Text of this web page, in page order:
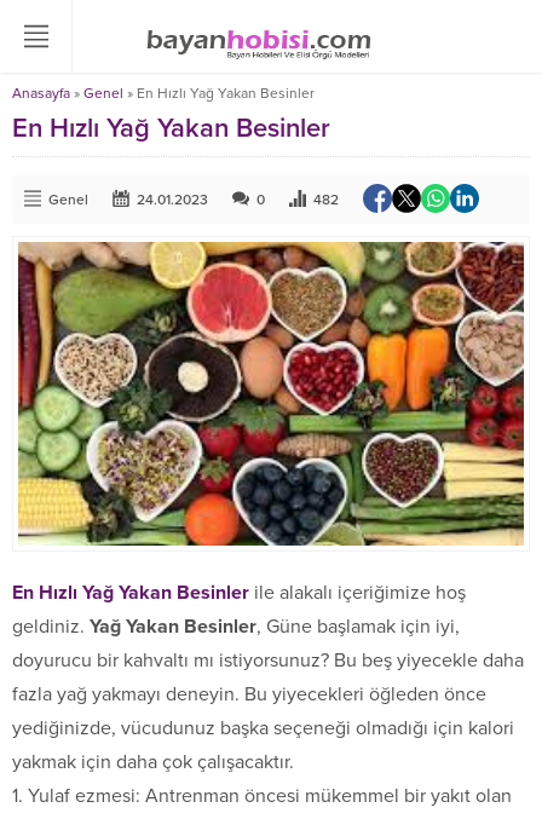
Anasayfa » Genel » En Hızlı Yağ Yakan Besinler
En Hızlı Yağ Yakan Besinler
Genel 24.01.2023 0 482
En Hızlı Yağ Yakan Besinler ile alakalı içeriğimize hoş
geldiniz. Yağ Yakan Besinler, Güne başlamak için iyi,
doyurucu bir kahvaltı mı istiyorsunuz? Bu beş yiyecekle daha
fazla yağ yakmayı deneyin. Bu yiyecekleri öğleden önce
yediğinizde, vücudunuz başka seçeneği olmadığı için kalori
yakmak için daha çok çalışacaktır.
1. Yulaf ezmesi: Antrenman öncesi mükemmel bir yakıt olan